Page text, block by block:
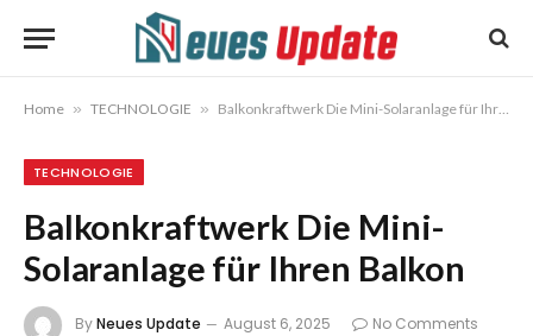
Home » TECHNOLOGIE » Balkonkraftwerk Die Mini-Solaranlage für Ihren Balkon
TECHNOLOGIE
Balkonkraftwerk Die Mini-
Solaranlage für Ihren Balkon
ByNeues Update August 6, 2025
No Comments